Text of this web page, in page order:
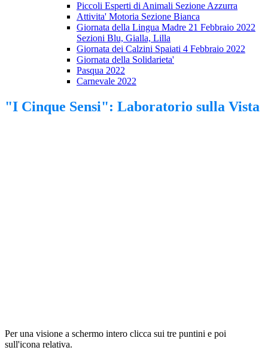
Piccoli Esperti di Animali Sezione Azzurra
Attivita' Motoria Sezione Bianca
Giornata della Lingua Madre 21 Febbraio 2022
Sezioni Blu, Gialla, Lilla
Giornata dei Calzini Spaiati 4 Febbraio 2022
Giornata della Solidarieta'
Pasqua 2022
Carnevale 2022
"I Cinque Sensi": Laboratorio sulla Vista
Per una visione a schermo intero clicca sui tre puntini e poi
sull'icona relativa.